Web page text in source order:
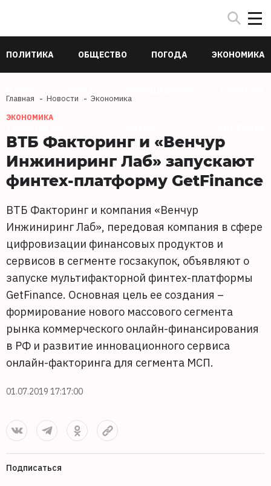
ПОЛИТИКА ОБЩЕСТВО ПОГОДА ЭКОНОМИКА
Главная Новости Экономика
ЭКОНОМИКА
ВТБ Факторинг и «Венчур
Инжиниринг Лаб» запускают
финтех-платформу GetFinance
ВТБ Факторинг и компания «Венчур
Инжиниринг Лаб», передовая компания в сфере
цифровизации финансовых продуктов и
сервисов в сегменте госзакупок, объявляют о
запуске мультифакторной финтех-платформы
GetFinance. Основная цель ее создания –
формирование нового массового сегмента
рынка коммерческого онлайн-финансирования
в РФ и развитие инновационного сервиса
онлайн-факторинга для сегмента МСП.
01.07.2019 17:17:00
Подписаться